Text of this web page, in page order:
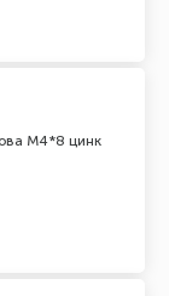
М4*8 цинк